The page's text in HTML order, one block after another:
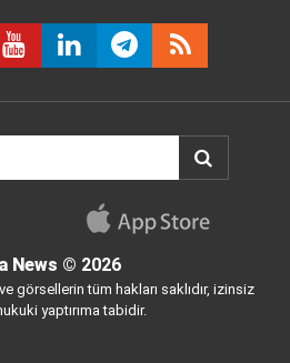
News © 2026
görsellerin tüm hakları saklıdır, izinsiz
yaptırıma tabidir.